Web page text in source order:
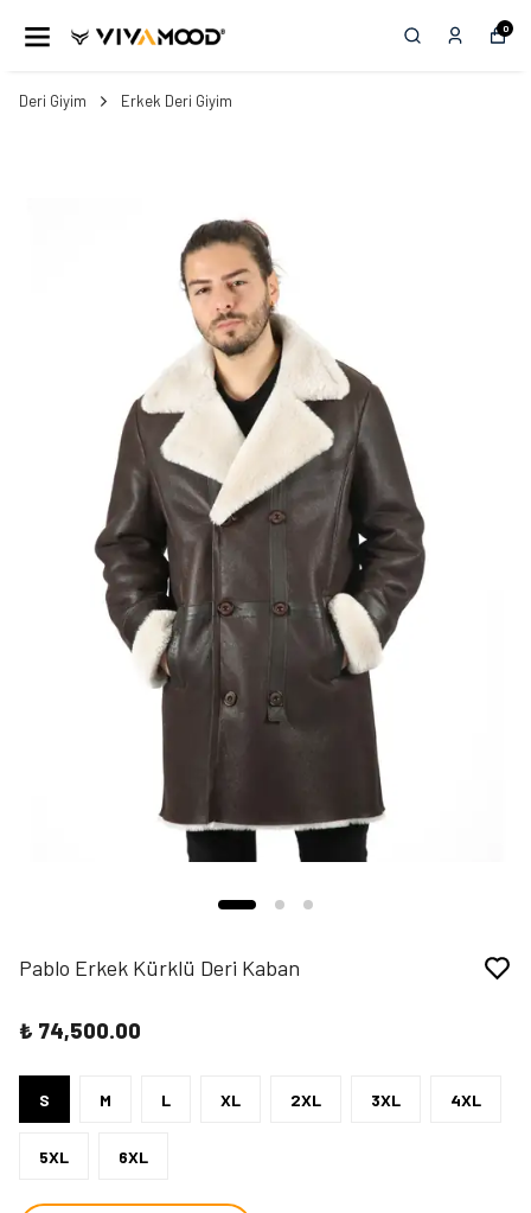
0
Deri Giyim Erkek Deri Giyim
Pablo Erkek Kürklü Deri Kaban
₺ 74,500.00
S M L XL 2XL 3XL 4XL
5XL 6XL